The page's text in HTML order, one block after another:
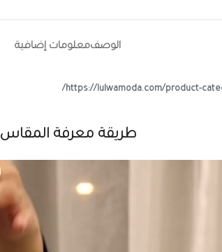
الوصفمعلومات إضافية
طريقة معرفة المقاس